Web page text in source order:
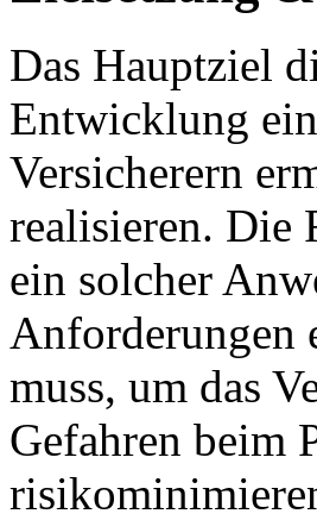
Das Hauptziel
Entwicklung
Versicherern
realisieren. Die
ein solcher
Anforderungen
muss, um das
Gefahren beim